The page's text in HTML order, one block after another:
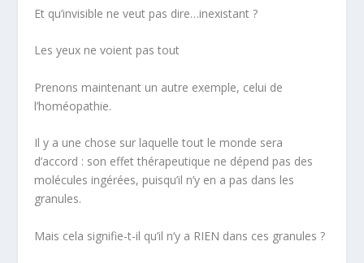
Et qu’invisible ne veut pas dire…inexistant ?
Les yeux ne voient pas tout
Prenons maintenant un autre exemple, celui de
l’homéopathie.
Il y a une chose sur laquelle tout le monde sera
d’accord : son effet thérapeutique ne dépend pas des
molécules ingérées, puisqu’il n’y en a pas dans les
granules.
Mais cela signifie-t-il qu’il n’y a RIEN dans ces granules ?